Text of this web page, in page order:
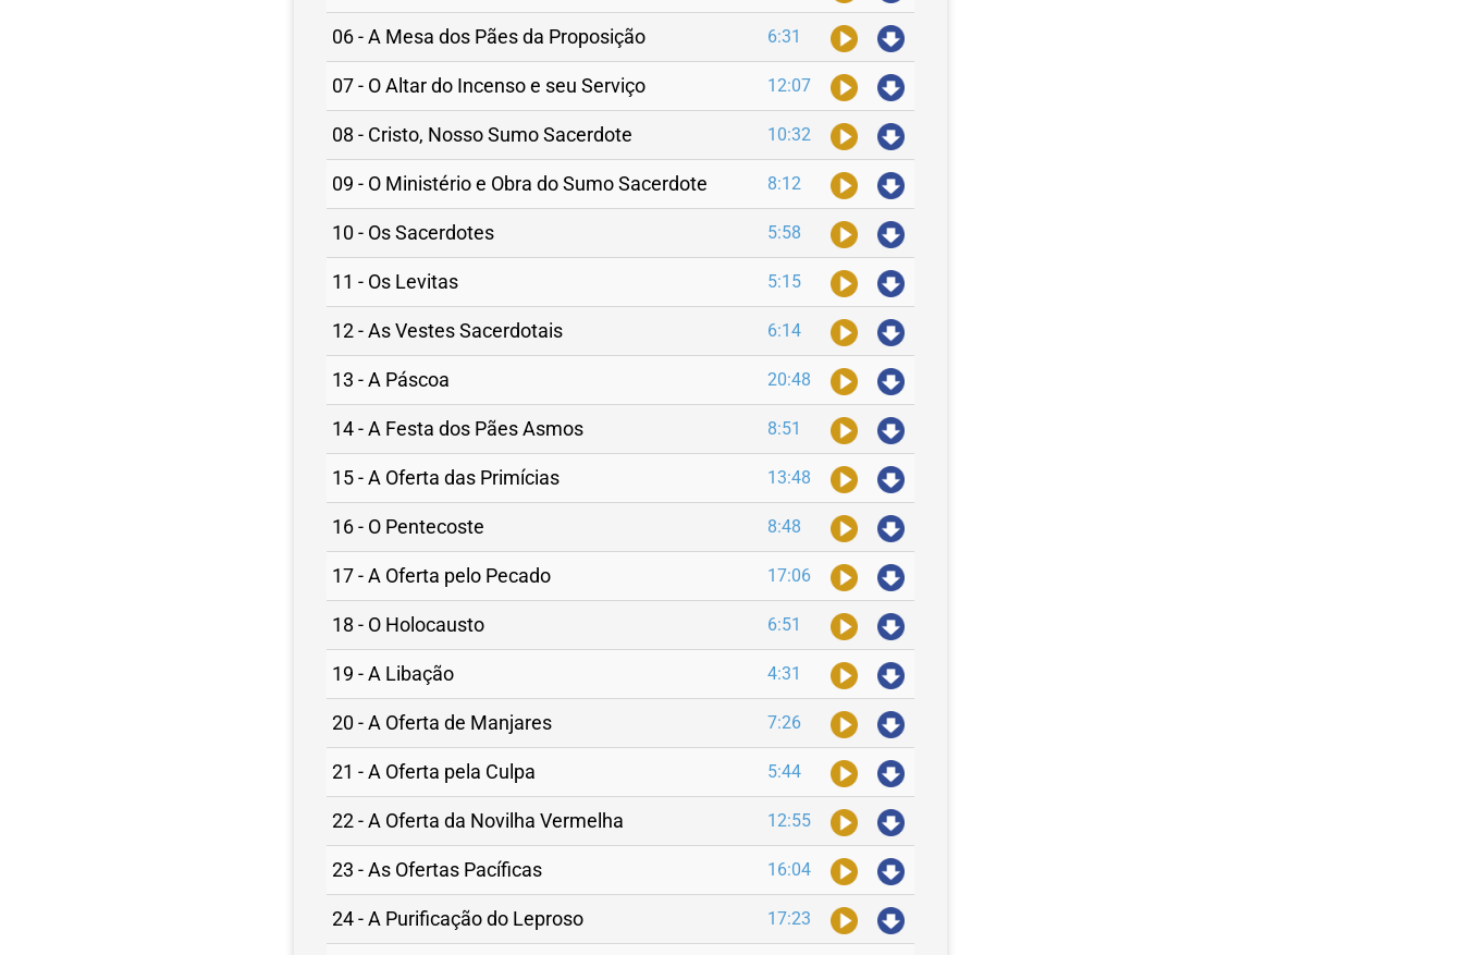
06 - A Mesa dos Pães da Proposição 6:31
07 - O Altar do Incenso e seu Serviço 12:07
08 - Cristo, Nosso Sumo Sacerdote 10:32
09 - O Ministério e Obra do Sumo Sacerdote 8:12
10 - Os Sacerdotes 5:58
11 - Os Levitas 5:15
12 - As Vestes Sacerdotais 6:14
13 - A Páscoa 20:48
14 - A Festa dos Pães Asmos 8:51
15 - A Oferta das Primícias 13:48
16 - O Pentecoste 8:48
17 - A Oferta pelo Pecado 17:06
18 - O Holocausto 6:51
19 - A Libação 4:31
20 - A Oferta de Manjares 7:26
21 - A Oferta pela Culpa 5:44
22 - A Oferta da Novilha Vermelha 12:55
23 - As Ofertas Pacíficas 16:04
24 - A Purificação do Leproso 17:23